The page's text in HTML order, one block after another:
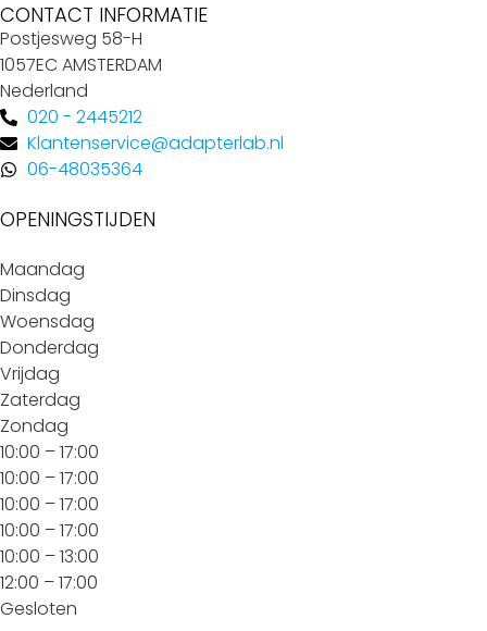
CONTACT INFORMATIE
Postjesweg 58-H
1057EC AMSTERDAM
Nederland
020 - 2445212
Klantenservice@adapterlab.nl
06-48035364
OPENINGSTIJDEN
Maandag
Dinsdag
Woensdag
Donderdag
Vrijdag
Zaterdag
Zondag
10:00 – 17:00
10:00 – 17:00
10:00 – 17:00
10:00 – 17:00
10:00 – 13:00
12:00 – 17:00
Gesloten